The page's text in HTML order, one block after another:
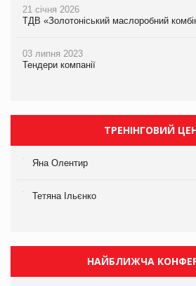
21 січня 2026
ТДВ «Золотоніський маслоробний
03 липня 2023
Тендери компанії
ТРЕНІНГОВИЙ
Яна Олентир
Тетяна Ільєнко
НАЙБЛИЖЧА